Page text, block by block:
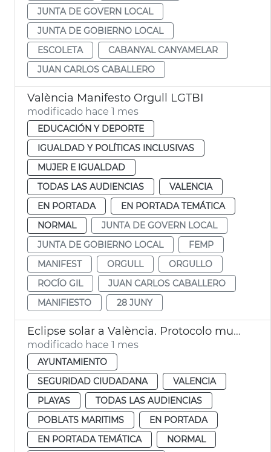
JUNTA DE GOVERN LOCAL
JUNTA DE GOBIERNO LOCAL
ESCOLETA
CABANYAL CANYAMELAR
JUAN CARLOS CABALLERO
València Manifesto Orgull LGTBI
modificado hace 1 mes
EDUCACIÓN Y DEPORTE
IGUALDAD Y POLÍTICAS INCLUSIVAS
MUJER E IGUALDAD
TODAS LAS AUDIENCIAS
VALENCIA
EN PORTADA
EN PORTADA TEMÁTICA
NORMAL
JUNTA DE GOVERN LOCAL
JUNTA DE GOBIERNO LOCAL
FEMP
MANIFEST
ORGULL
ORGULLO
ROCÍO GIL
JUAN CARLOS CABALLERO
MANIFIESTO
28 JUNY
Eclipse solar a València. Protocolo municipal.
modificado hace 1 mes
AYUNTAMIENTO
SEGURIDAD CIUDADANA
VALENCIA
PLAYAS
TODAS LAS AUDIENCIAS
POBLATS MARITIMS
EN PORTADA
EN PORTADA TEMÁTICA
NORMAL